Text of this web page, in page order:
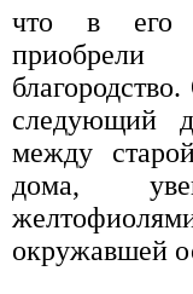
что в его
приобрели
следующий
между
дома,
окружавшей